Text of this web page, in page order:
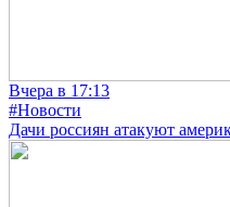
Вчера в 17:13
#Новости
Дачи россиян атакуют